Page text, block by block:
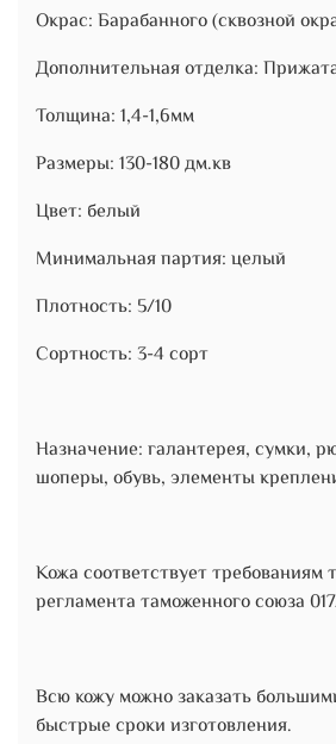
Окрас: Барабанного (сквозной
Дополнительная отделка:
Толщина: 1,4-1,6мм
Размеры: 130-180 дм.кв
Цвет: белый
Минимальная партия: целый
Плотность: 5/10
Сортность: 3-4 сорт
Назначение: галантерея, сумки,
шоперы, обувь, элементы
Кожа соответствует требованиям
регламента таможенного союза
Всю кожу можно заказать
быстрые сроки изготовления.